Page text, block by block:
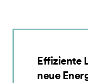
Effiziente
neue